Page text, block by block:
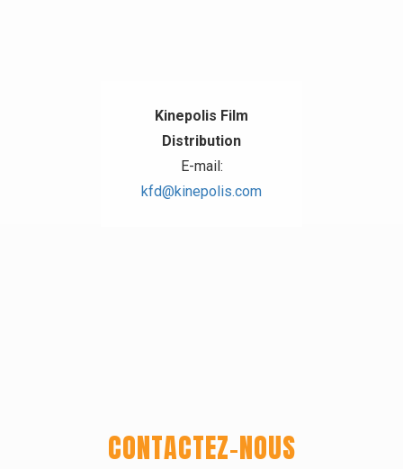
Kinepolis Film
Distribution
E-mail:
kfd@kinepolis.com
CONTACTEZ-NOUS